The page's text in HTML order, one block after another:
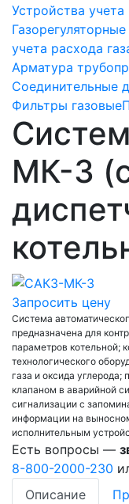
Устройства учета
учета расхода
Арматура
Соединительные
Фильтры газовые
МК-3
Запросить цену
Система
предназначена для
параметров котельной;
технологического
газа и оксида углерода;
клапаном в аварийной
сигнализации с
информации на
исполнительным
Есть вопросы —
8-800-2000-230
Описание